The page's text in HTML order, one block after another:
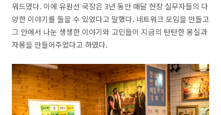
워드였다. 이에 유원선 국장은 3년 동안 매달 현장 실무자들의 다
양한 이야기를 들을 수 있었다고 말했다. 네트워크 모임을 만들고
그 안에서 나눈 생생한 이야기와 고민들이 지금의 탄탄한 몽실과
자몽을 만들어주었다고 하였다.